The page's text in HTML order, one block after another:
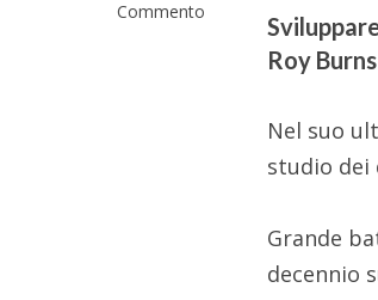
Commento
Roy Burns
Nel suo
studio
Grande
decennio